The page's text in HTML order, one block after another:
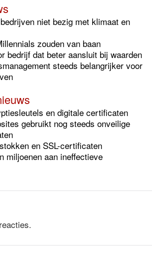
niet bezig met klimaat en
zouden van baan
bedrijf dat beter aansluit bij waarden
steeds belangrijker voor
en digitale certificaten
gebruikt nog steeds onveilige
en SSL-certificaten
miljoenen aan ineffectieve